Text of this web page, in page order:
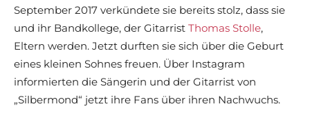
September 2017 verkündete sie bereits stolz, dass sie
und ihr Bandkollege, der Gitarrist Thomas Stolle,
Eltern werden. Jetzt durften sie sich über die Geburt
eines kleinen Sohnes freuen. Über Instagram
informierten die Sängerin und der Gitarrist von
„Silbermond“ jetzt ihre Fans über ihren Nachwuchs.